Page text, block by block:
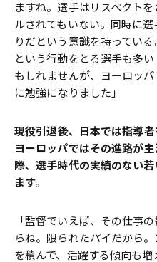
ますね。選手はリスペクト
ルされてもいない。同時に
りだという意識を持ってい
という行動をとる選手も多
もしれませんが、ヨーロッ
に勉強になりました」
――現役引退後、日本では指導
ヨーロッパではその進路が
際、選手時代の実績のない
ます。
「監督でいえば、その仕事
らね。限られたパイだから
を積んで、活躍する傾向も